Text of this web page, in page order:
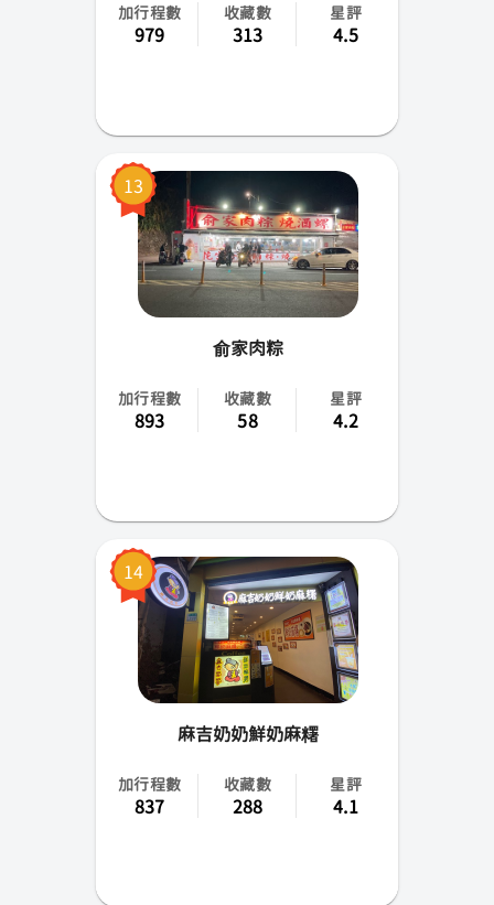
加行程數
979
收藏數
313
星評
4.5
13
俞家肉粽
加行程數
893
收藏數
58
星評
4.2
14
麻吉奶奶鮮奶麻糬
加行程數
837
收藏數
288
星評
4.1